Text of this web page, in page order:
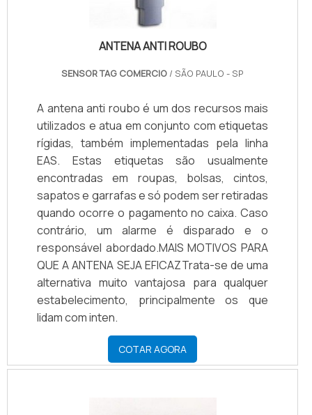
ANTENA ANTI ROUBO
SENSOR TAG COMERCIO / SÃO PAULO - SP
A antena anti roubo é um dos recursos mais
utilizados e atua em conjunto com etiquetas
rígidas, também implementadas pela linha
EAS. Estas etiquetas são usualmente
encontradas em roupas, bolsas, cintos,
sapatos e garrafas e só podem ser retiradas
quando ocorre o pagamento no caixa. Caso
contrário, um alarme é disparado e o
responsável abordado.MAIS MOTIVOS PARA
QUE A ANTENA SEJA EFICAZTrata-se de uma
alternativa muito vantajosa para qualquer
estabelecimento, principalmente os que
lidam com inten.
COTAR AGORA